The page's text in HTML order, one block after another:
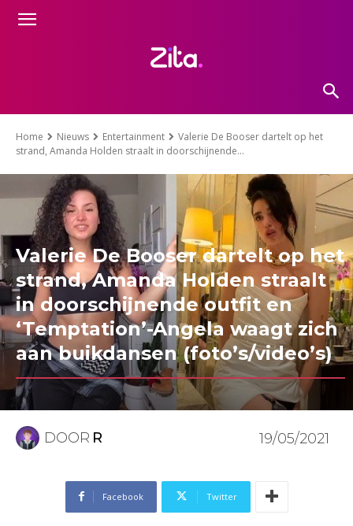
Home Nieuws Entertainment
Valerie De Booser dartelt op het
strand, Amanda Holden straalt in doorschijnende...
Valerie De Booser dartelt op het
strand, Amanda Holden straalt
in doorschijnende outfit en
‘Temptation’-Angela waagt zich
aan buikdansen (foto’s/video’s)
DOOR R 19/05/2021
Facebook Twitter